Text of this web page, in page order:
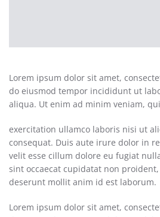
Lorem ipsum dolor sit amet,
do eiusmod tempor incididunt ut
aliqua. Ut enim ad minim veniam,
exercitation ullamco laboris nisi ut
consequat. Duis aute irure dolor in
velit esse cillum dolore eu fugiat
sint occaecat cupidatat non
deserunt mollit anim id est laborum.
Lorem ipsum dolor sit amet,